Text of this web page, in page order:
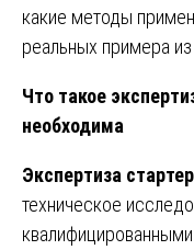
какие методы
реальных примера из
Что такое
необходима
Экспертиза
техническое